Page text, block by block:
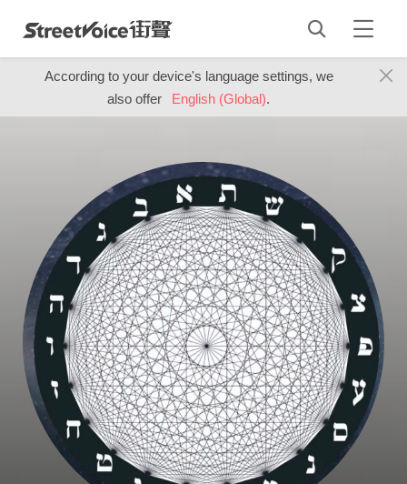
According to your device's language settings, we
also offer
English (Global).